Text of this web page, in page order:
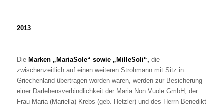
2013
Die Marken „MariaSole“ sowie „MilleSoli“, die
zwischenzeitlich auf einen weiteren Strohmann mit Sitz in
Griechenland übertragen worden waren, werden zur Besicherung
einer Darlehensverbindlichkeit der Maria Non Vuole GmbH, der
Frau Maria (Mariella) Krebs (geb. Hetzler) und des Herrn Benedikt